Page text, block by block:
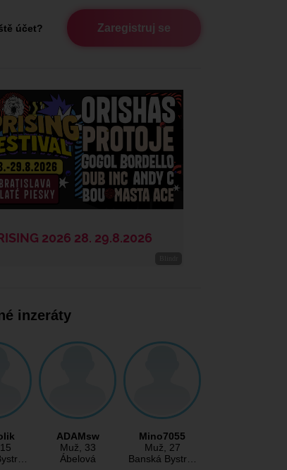
účet? Zaregistruj se
inzeráty
ADAMsw
Muž, 33
Ábelová
Mino7055
Muž, 27
Banská Bystr…